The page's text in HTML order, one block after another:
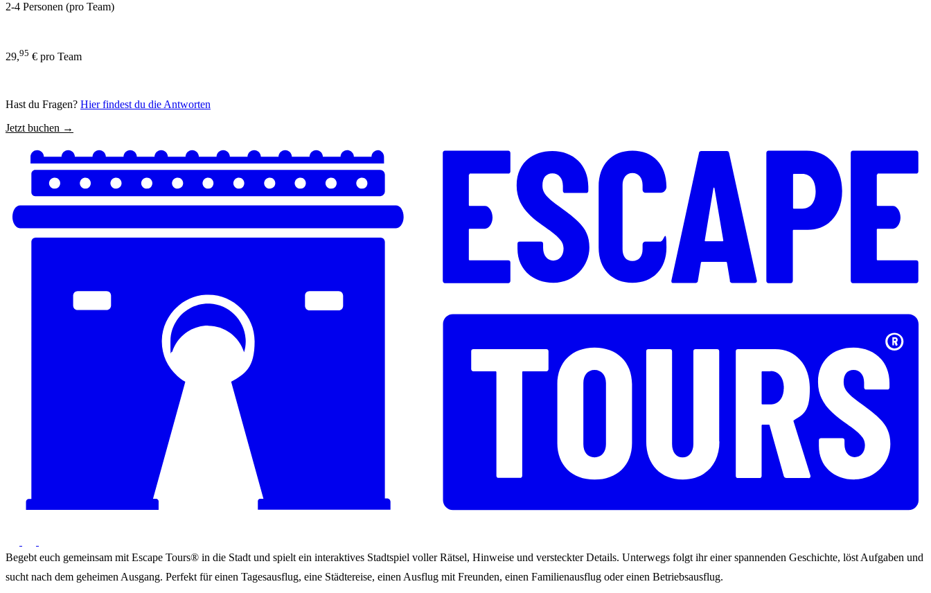
2-4 Personen (pro Team)
29,95 € pro Team
Hast du Fragen? Hier findest du die Antworten
Jetzt buchen →
Begebt euch gemeinsam mit Escape Tours® in die Stadt und spielt ein interaktives Stadtspiel voller Rätsel, Hinweise und versteckter Details. Unterwegs folgt ihr einer spannenden Geschichte, löst Aufgaben und
sucht nach dem geheimen Ausgang. Perfekt für einen Tagesausflug, eine Städtereise, einen Ausflug mit Freunden, einen Familienausflug oder einen Betriebsausflug.